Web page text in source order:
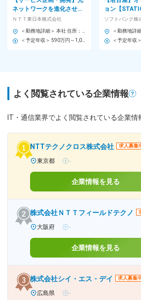
ネットワークを進化させる
新サービスの企画・開発・
運用＜G4031＞
ＮＴＴ東日本株式会社
ョン【
日本最大級・
ベーション拠
ソフトバンク株
よく閲覧されている企業情報
IT・通信業界でよく閲覧されている企業情
NTTテクノクロス株式会社 求人募集
東京都 -
企業情報を見る
株式会社ＮＴＴフィールドテクノ
大阪府 -
企業情報を見る
株式会社シイ・エス・デイ 求人募集
広島県 -